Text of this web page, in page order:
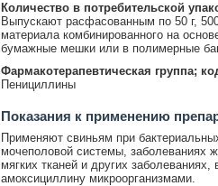
Количество в потребительской
Выпускают расфасованным по 50 г, 500
материала комбинированного на
бумажные мешки или в полимерные
Фармакотерапевтическая группа;
Пенициллины
Показания к применению
Применяют свиньям при
мочеполовой системы, заболеваниях
мягких тканей и других
амоксициллину микроорганизмами.